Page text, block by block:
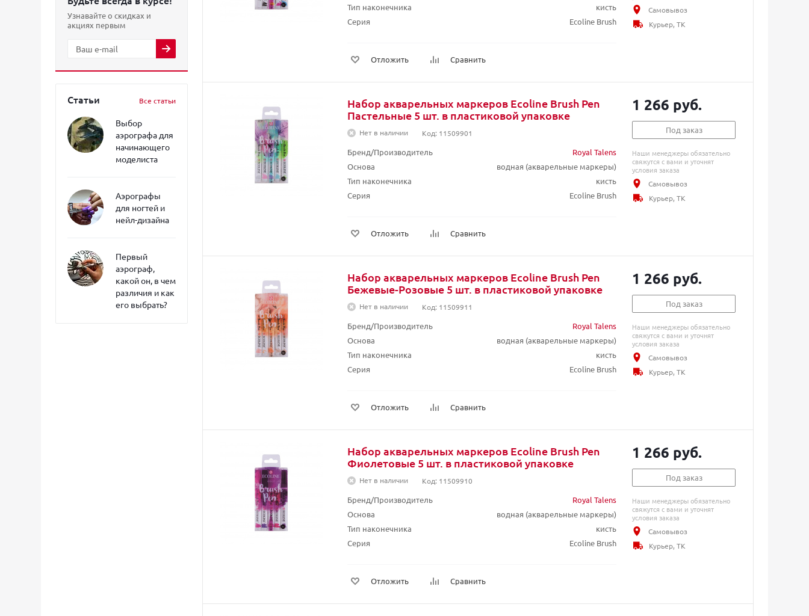
Узнавайте о скидках и
акциях первым
Статьи Все статьи
Выбор
аэрографа для
начинающего
моделиста
Аэрографы
для ногтей и
нейл-дизайна
Первый
аэрограф,
какой он, в чем
различия и как
его выбрать?
Тип наконечника
кисть
Серия
Ecoline Brush
Отложить Сравнить
Самовывоз
Курьер, ТК
Набор акварельных маркеров Ecoline Brush Pen
Пастельные 5 шт. в пластиковой упаковке
Нет в наличии Код: 11509901
Бренд/Производитель
Royal Talens
Основа
водная (акварельные маркеры)
Тип наконечника
кисть
Серия
Ecoline Brush
Отложить Сравнить
1 266 руб.
Под заказ
Наши менеджеры обязательно
свяжутся с вами и уточнят
условия заказа
Самовывоз
Курьер, ТК
Набор акварельных маркеров Ecoline Brush Pen
Бежевые-Розовые 5 шт. в пластиковой упаковке
Нет в наличии Код: 11509911
Бренд/Производитель
Royal Talens
Основа
водная (акварельные маркеры)
Тип наконечника
кисть
Серия
Ecoline Brush
Отложить Сравнить
1 266 руб.
Под заказ
Наши менеджеры обязательно
свяжутся с вами и уточнят
условия заказа
Самовывоз
Курьер, ТК
Набор акварельных маркеров Ecoline Brush Pen
Фиолетовые 5 шт. в пластиковой упаковке
Нет в наличии Код: 11509910
Бренд/Производитель
Royal Talens
Основа
водная (акварельные маркеры)
Тип наконечника
кисть
Серия
Ecoline Brush
Отложить Сравнить
1 266 руб.
Под заказ
Наши менеджеры обязательно
свяжутся с вами и уточнят
условия заказа
Самовывоз
Курьер, ТК